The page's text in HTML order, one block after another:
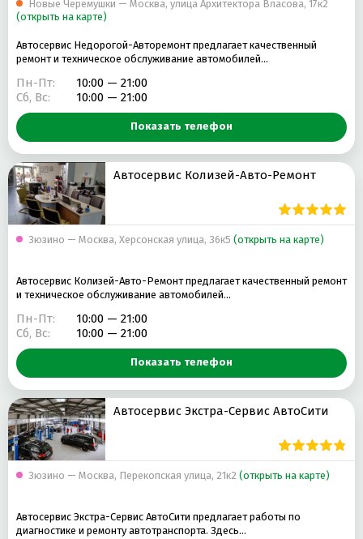
Новые Черёмушки — Москва, улица Архитектора Власова, 17к2
(открыть на карте)
Автосервис Недорогой-Авторемонт предлагает качественный
ремонт и техническое обслуживание автомобилей…
Пн-Пт:
10:00 — 21:00
Сб, Вс:
10:00 — 21:00
Показать телефон
Автосервис Колизей-Авто-Ремонт
Зюзино — Москва, Херсонская улица, 36к5 (открыть на карте)
Автосервис Колизей-Авто-Ремонт предлагает качественный ремонт
и техническое обслуживание автомобилей…
Пн-Пт:
10:00 — 21:00
Сб, Вс:
10:00 — 21:00
Показать телефон
Автосервис Экстра-Сервис АвтоСити
Зюзино — Москва, Перекопская улица, 21к2 (открыть на карте)
Автосервис Экстра-Сервис АвтоСити предлагает работы по
диагностике и ремонту автотранспорта. Здесь…